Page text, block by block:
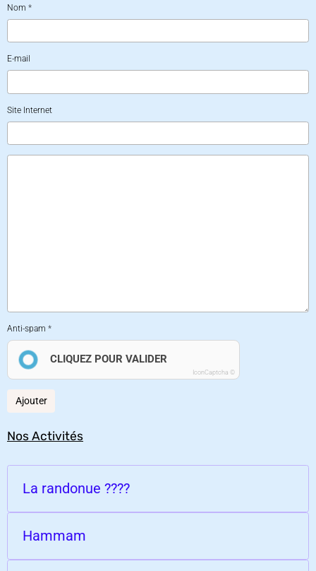
Nom
E-mail
Site Internet
Anti-spam
CLIQUEZ POUR VALIDER
IconCaptcha ©
Ajouter
Nos Activités
La randonue ????
Hammam